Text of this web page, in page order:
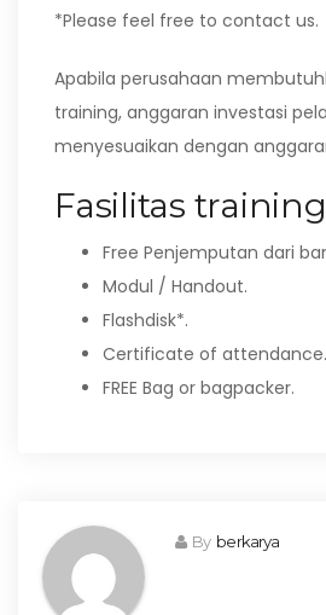
*Please feel free to contact us.
Apabila perusahaan
training, anggaran investasi
menyesuaikan dengan
Fasilitas
Free Penjemputan dari
Modul / Handout.
Flashdisk*.
Certificate of attendance.
FREE Bag or bagpacker.
By berkarya